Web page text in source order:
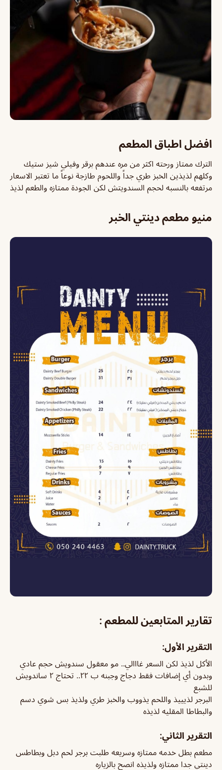
افضل اطباق المطعم
الترك ممتاز ورحته اكثر من مره عندهم برقر وفيلي شيز ستيك
وكلهم لذيذين الخبز طري جداً واللحوم طازجة نوعاً ما تعتبر الاسعار
مرتفعه بالنسبه لحجم السندويتش لكن الجودة ممتازه والطعم لذيذ
منيو مطعم دينتي الخبر
تقارير المتابعين للمطعم :
التقرير الأول:
الأكل لذيذ لكن السعر غااالي.. مو معقول سندويش حجم عادي
وبدون أي إضافات فقط دجاج وجبنه ب ٢٢.. تحتاج ٢ ساندويش
للشبع
البرجر لذيييذ واللحم يذووب والخبز طري ولذيذ بس شوي دسم
والبطاطا المقليه لذيذه
التقرير الثاني:
مطعم بطل خدمه ممتازه وسريعه طلبت برجر لحم دبل وبطاطس
دينتي جدا ممتازه ولذيذه انصح بالزياره